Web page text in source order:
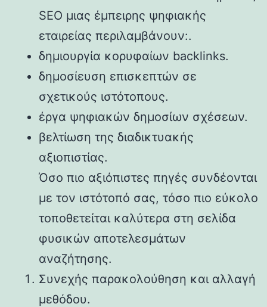
SEO μιας έμπειρης ψηφιακής
εταιρείας περιλαμβάνουν:.
δημιουργία κορυφαίων backlinks.
δημοσίευση επισκεπτών σε
σχετικούς ιστότοπους.
έργα ψηφιακών δημοσίων σχέσεων.
βελτίωση της διαδικτυακής
αξιοπιστίας.
Όσο πιο αξιόπιστες πηγές συνδέονται
με τον ιστότοπό σας, τόσο πιο εύκολο
τοποθετείται καλύτερα στη σελίδα
φυσικών αποτελεσμάτων
αναζήτησης.
Συνεχής παρακολούθηση και αλλαγή
μεθόδου.